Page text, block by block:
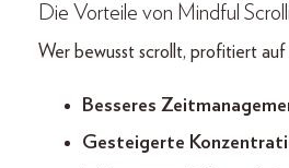
Die Vorteile von Mindful
Wer bewusst scrollt, profitiert
Besseres
Gesteigerte